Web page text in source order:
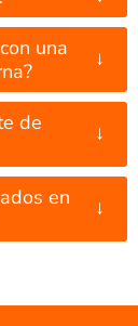
una
↓
de
↓
en
↓